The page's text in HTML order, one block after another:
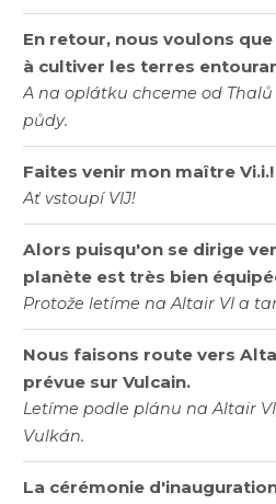
En retour, nous voulons
à cultiver les terres
A na oplátku chceme od
půdy.
Faites venir mon maître Vi.i.!
Ať vstoupí VIJ!
Alors puisqu'on se dirige
planète est très bien
Protože letíme na Altair VI a
Nous faisons route vers
prévue sur Vulcain.
Letíme podle plánu na Altair
Vulkán.
La cérémonie